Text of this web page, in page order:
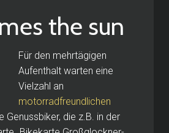
the sun
Für den mehrtägigen
Aufenthalt warten eine
Vielzahl an
motorradfreundlichen
Genussbiker, die z.B. in der